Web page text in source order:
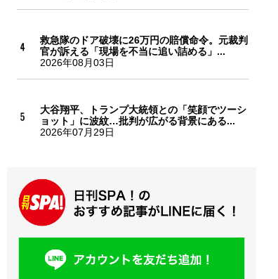
救急隊のドア破壊に26万円の賠償命令。元裁判
官が訴える「現場を不当に追い詰める」...
2026年08月03日
大谷翔平、トランプ大統領との「笑顔でツーシ
ョット」に波紋…批判が広がる背景にある...
2026年07月29日